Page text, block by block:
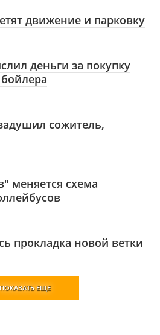
движение и парковку
деньги за покупку
сожитель,
меняется схема
прокладка новой ветки
ПОКАЗАТЬ ЕЩЕ